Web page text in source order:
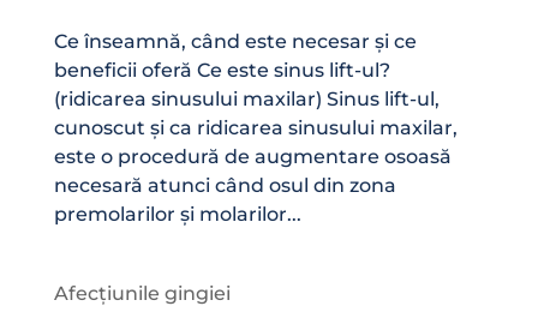
Ce înseamnă, când este necesar și ce
beneficii oferă Ce este sinus lift-ul?
(ridicarea sinusului maxilar) Sinus lift-ul,
cunoscut și ca ridicarea sinusului maxilar,
este o procedură de augmentare osoasă
necesară atunci când osul din zona
premolarilor și molarilor...
Afecțiunile gingiei